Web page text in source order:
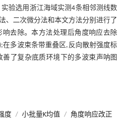
验选用浙江海域实测4条相邻测线数
、二次微分法和本文方法分别进行了
响去除。本方法处理后角度响应去除
在多波束条带重叠区,反向散射强度标
善了复杂底质环境下的多波束声呐图
度 / 小批量K均值 / 角度响应改正